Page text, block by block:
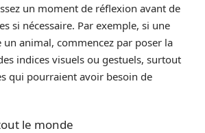
un moment de réflexion avant de
si nécessaire. Par exemple, si une
animal, commencez par poser la
indices visuels ou gestuels, surtout
qui pourraient avoir besoin de
le monde